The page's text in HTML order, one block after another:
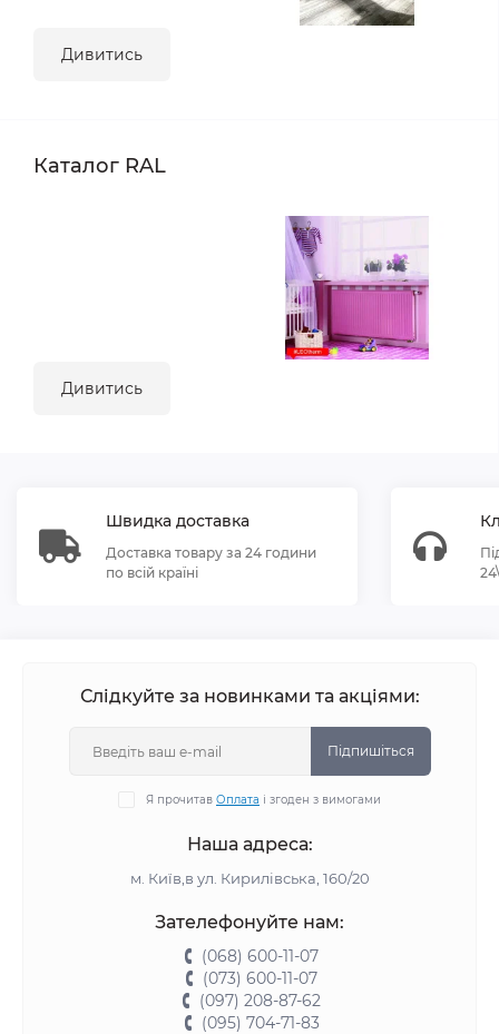
Дивитись
Каталог RAL
Дивитись
Швидка доставка
Доставка товару за 24 години
по всій країні
Слідкуйте за новинками та акціями:
Підпишіться
Я прочитав Оплата і згоден з вимогами
Наша адреса:
м. Київ,в ул. Кирилівська, 160/20
Зателефонуйте нам:
(068) 600-11-07
(073) 600-11-07
(097) 208-87-62
(095) 704-71-83